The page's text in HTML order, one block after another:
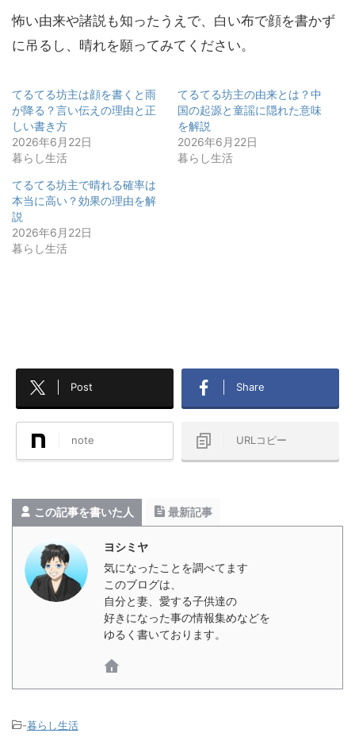
怖い由来や諸説も知ったうえで、白い布で顔を書かず
に吊るし、晴れを願ってみてください。
てるてる坊主は顔を書くと雨
が降る？言い伝えの理由と正
しい書き方
2026年6月22日
暮らし生活
てるてる坊主の由来とは？中
国の起源と童謡に隠れた意味
を解説
2026年6月22日
暮らし生活
てるてる坊主で晴れる確率は
本当に高い？効果の理由を解
説
2026年6月22日
暮らし生活
Post Share
note URLコピー
この記事を書いた人 最新記事
ヨシミヤ
気になったことを調べてます
このブログは、
自分と妻、愛する子供達の
好きになった事の情報集めなどを
ゆるく書いております。
-暮らし生活